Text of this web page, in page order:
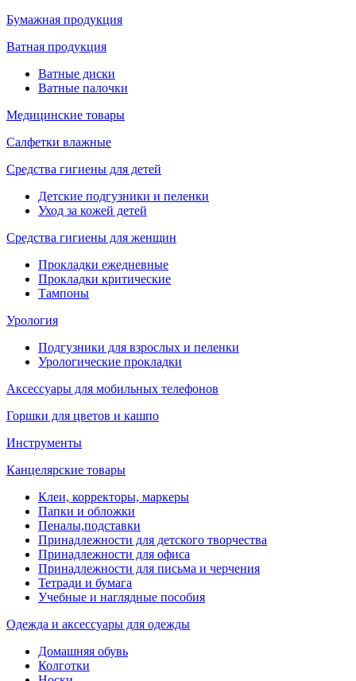
Бумажная продукция
Ватная продукция
Ватные диски
Ватные палочки
Медицинские товары
Салфетки влажные
Средства гигиены для детей
Детские подгузники и пеленки
Уход за кожей детей
Средства гигиены для женщин
Прокладки ежедневные
Прокладки критические
Тампоны
Урология
Подгузники для взрослых и пеленки
Урологические прокладки
Аксессуары для мобильных телефонов
Горшки для цветов и кашпо
Инструменты
Канцелярские товары
Клеи, корректоры, маркеры
Папки и обложки
Пеналы,подставки
Принадлежности для детского творчества
Принадлежности для офиса
Принадлежности для письма и черчения
Тетради и бумага
Учебные и наглядные пособия
Одежда и аксессуары для одежды
Домашняя обувь
Колготки